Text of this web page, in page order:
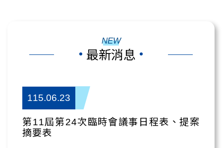
NEW
最新消息
115.06.23
第11屆第24次臨時會議事日程表、提案
摘要表